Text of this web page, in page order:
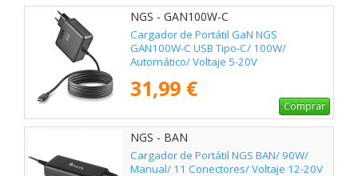
NGS - GAN100W-C
Cargador de Portátil GaN NGS
GAN100W-C USB Tipo-C/ 100W/
Automático/ Voltaje 5-20V
31,99 €
Comprar
NGS - BAN
Cargador de Portátil NGS BAN/ 90W/
Manual/ 11 Conectores/ Voltaje 12-20V